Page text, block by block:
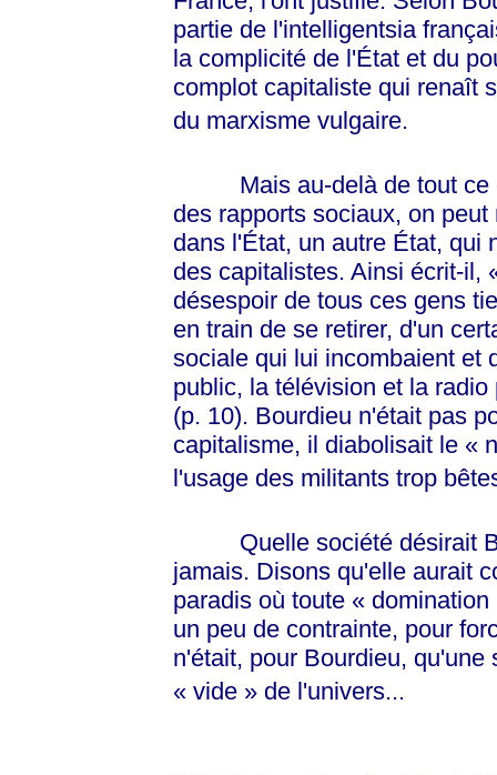
partie de l'intelligentsia
la complicité de l'État et du
complot capitaliste qui renaît
du marxisme vulgaire.
Mais au-delà de tout ce
des rapports sociaux, on
dans l'État, un autre État, qui
des capitalistes. Ainsi écrit-il,
désespoir de tous ces gens
en train de se retirer, d'un
sociale qui lui incombaient et
public, la télévision et la
(p. 10). Bourdieu n'était pas
capitalisme, il diabolisait le «
l'usage des militants trop
Quelle société désirait
jamais. Disons qu'elle aurait
paradis où toute « domination
un peu de contrainte, pour
n'était, pour Bourdieu,
« vide »de l'univers...